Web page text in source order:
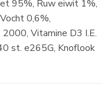
95%, Ruw eiwit 1%,
0,6%,
Vitamine D3 I.E.
st. e265G, Knoflook